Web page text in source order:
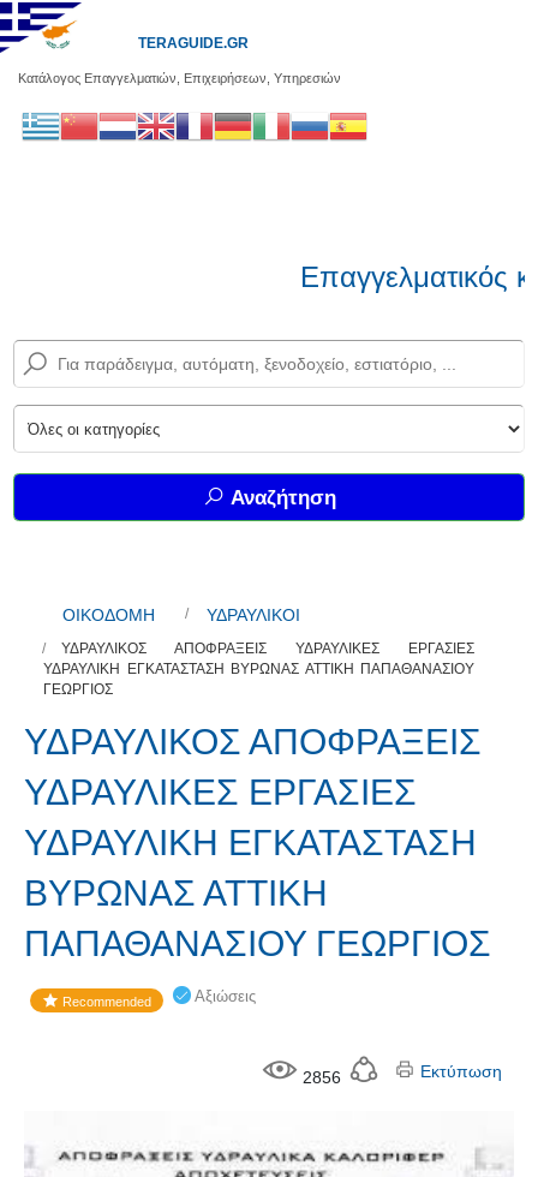
Κατάλογος Επαγγελματιών, Επιχειρήσεων, Υπηρεσιών
TERAGUIDE.GR
Επαγγελματικός
Αναζήτηση
ΟΙΚΟΔΟΜΗ ΥΔΡΑΥΛΙΚΟΙ
ΥΔΡΑΥΛΙΚΟΣ ΑΠΟΦΡΑΞΕΙΣ ΥΔΡΑΥΛΙΚΕΣ ΕΡΓΑΣΙΕΣ
ΥΔΡΑΥΛΙΚΗ ΕΓΚΑΤΑΣΤΑΣΗ ΒΥΡΩΝΑΣ ΑΤΤΙΚΗ ΠΑΠΑΘΑΝΑΣΙΟΥ
ΓΕΩΡΓΙΟΣ
ΥΔΡΑΥΛΙΚΟΣ ΑΠΟΦΡΑΞΕΙΣ
ΥΔΡΑΥΛΙΚΕΣ ΕΡΓΑΣΙΕΣ
ΥΔΡΑΥΛΙΚΗ ΕΓΚΑΤΑΣΤΑΣΗ
ΒΥΡΩΝΑΣ ΑΤΤΙΚΗ
ΠΑΠΑΘΑΝΑΣΙΟΥ ΓΕΩΡΓΙΟΣ
Recommended Αξιώσεις
2856 Εκτύπωση